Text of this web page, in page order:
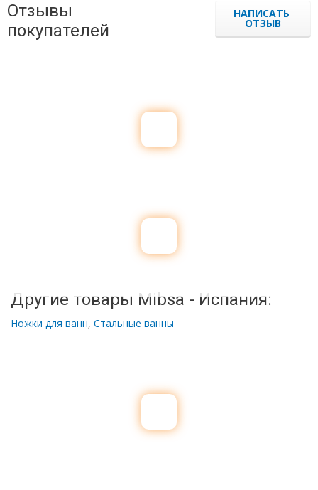
Отзывы
покупателей
НАПИСАТЬ
ОТЗЫВ
Другие товары Mibsa - Испания:
Ножки для ванн, Стальные ванны